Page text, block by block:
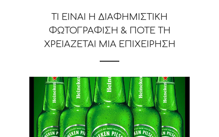
ΤΙ ΕΊΝΑΙ Η ΔΙΑΦΗΜΙΣΤΙΚΉ
ΦΩΤΟΓΡΆΦΙΣΗ & ΠΌΤΕ ΤΗ
ΧΡΕΙΆΖΕΤΑΙ ΜΙΑ ΕΠΙΧΕΊΡΗΣΗ